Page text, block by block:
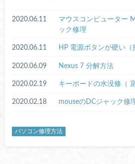
2020.06.11
マウスコンピューター
ック修理
2020.06.11 HP 電源ボタンが硬い（
2020.06.09 Nexus 7 分解方法
2020.02.19 キーボードの水没修（
2020.02.18 mouseのDCジャック修
パソコン修理方法